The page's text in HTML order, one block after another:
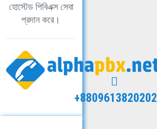
হোস্টেড পিবিএক্স সেবা
প্রদান করে।
+8809613820202